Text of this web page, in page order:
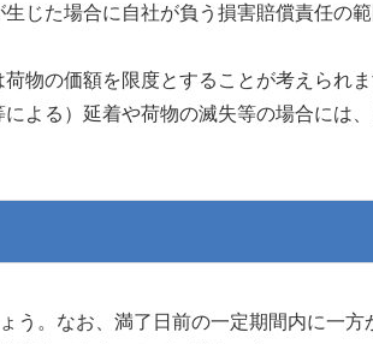
じた場合に自社が負う損害賠償責任の範
物の価額を限度とすることが考えられま
よる）延着や荷物の滅失等の場合には、
う。なお、満了日前の一定期間内に一方